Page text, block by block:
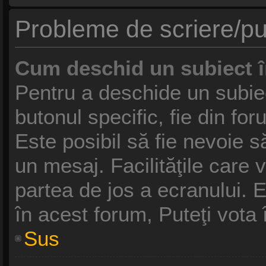
Probleme de scriere/
Cum deschid un subiect
Pentru a deschide un
butonul specific, fie din
Este posibil să fie nevoie
un mesaj. Facilităţile care
partea de jos a ecranului.
în acest forum, Puteţi vota
Sus